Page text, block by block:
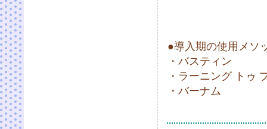
●導入期の使用メソ
・バスティン
・ラーニング トゥ
・バーナム